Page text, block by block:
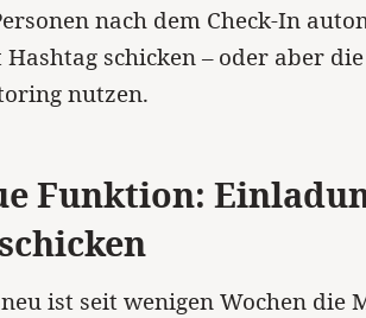
nach dem Check-In
Hashtag schicken – oder aber
nutzen.
Funktion:
ist seit wenigen Wochen die